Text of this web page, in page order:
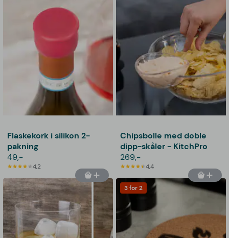
Flaskekork i silikon 2-
pakning
49,-
4,2
Chipsbolle med doble
dipp-skåler - KitchPro
269,-
4,4
3 for 2